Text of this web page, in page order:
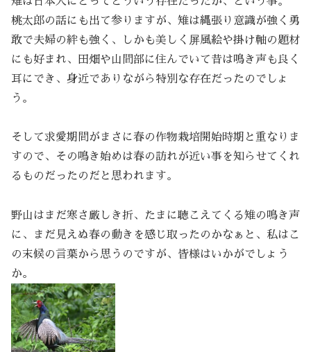
桃太郎の話にも出て参りますが、雉は縄張り意識が強く勇
敢で夫婦の絆も強く、しかも美しく屏風絵や掛け軸の題材
にも好まれ、田畑や山間部に住んでいて昔は鳴き声も良く
耳にでき、身近でありながら特別な存在だったのでしょ
う。
そして求愛期間がまさに春の作物栽培開始時期と重なりま
すので、その鳴き始めは春の訪れが近い事を知らせてくれ
るものだったのだと思われます。
野山はまだ寒さ厳しき折、たまに聴こえてくる雉の鳴き声
に、まだ見えぬ春の動きを感じ取ったのかなぁと、私はこ
の末候の言葉から思うのですが、皆様はいかがでしょう
か。